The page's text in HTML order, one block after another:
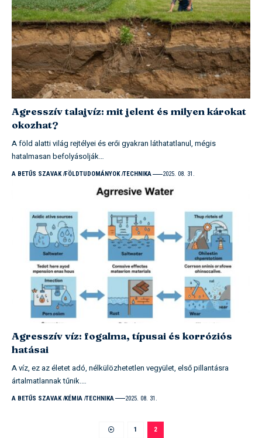
Agresszív talajvíz: mit jelent és milyen károkat
okozhat?
A föld alatti világ rejtélyei és erői gyakran láthatatlanul, mégis
hatalmasan befolyásolják…
A BETŰS SZAVAK FÖLDTUDOMÁNYOK TECHNIKA 2025. 08. 31.
Agresszív víz: fogalma, típusai és korróziós
hatásai
A víz, ez az életet adó, nélkülözhetetlen vegyület, első pillantásra
ártalmatlannak tűnik.…
A BETŰS SZAVAK KÉMIA TECHNIKA 2025. 08. 31.
1 2